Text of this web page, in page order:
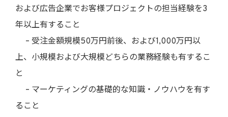
および広告企業でお客様プロジェクトの担当経験を3
年以上有すること
– 受注金額規模50万円前後、および1,000万円以
上、小規模および大規模どちらの業務経験も有するこ
と
– マーケティングの基礎的な知識・ノウハウを有す
ること